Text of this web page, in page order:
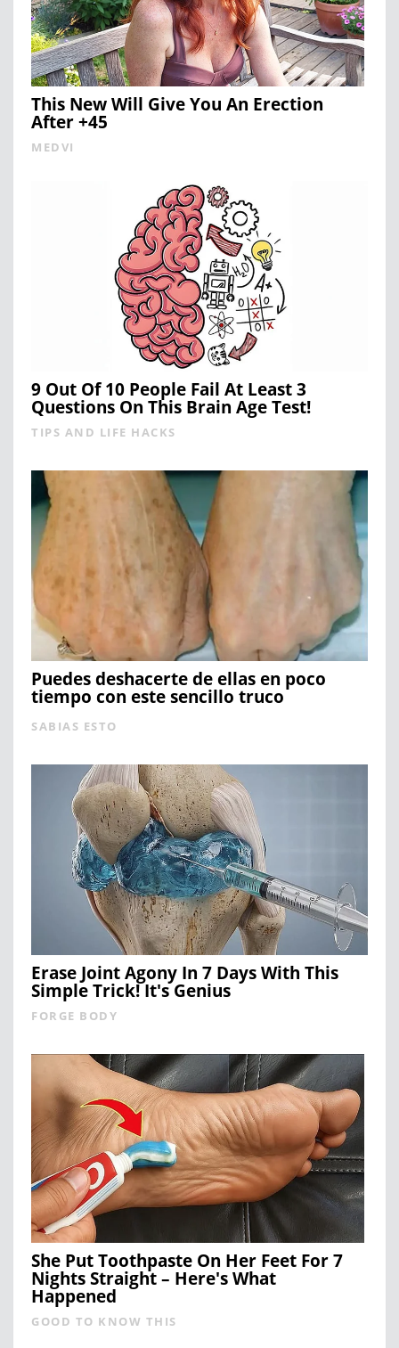
This New Will Give You An Erection
After +45
MEDVI
9 Out Of 10 People Fail At Least 3
Questions On This Brain Age Test!
TIPS AND LIFE HACKS
Puedes deshacerte de ellas en poco
tiempo con este sencillo truco
SABIAS ESTO
Erase Joint Agony In 7 Days With This
Simple Trick! It's Genius
FORGE BODY
She Put Toothpaste On Her Feet For 7
Nights Straight – Here's What
Happened
GOOD TO KNOW THIS